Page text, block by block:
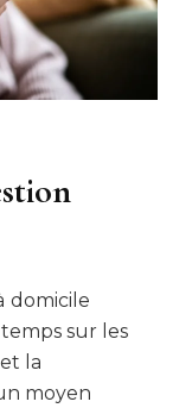
domicile
sur les
la
moyen